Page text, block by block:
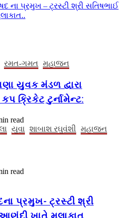
ના પ્રમુખ – ટ્રસ્ટી શ્રી સતિષભાઈ
રમત-ગમત મહાજન
યુવક મંડળ દ્વારા
ક્રિકેટ ટુર્નામેન્ટ:
read
યુવા શાબાશ રઘુવંશી મહાજન
read
પ્રમુખ- ટ્રસ્ટી શ્રી